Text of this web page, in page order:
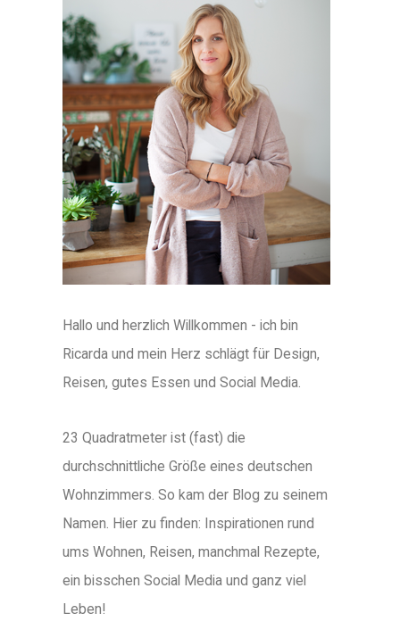
Hallo und herzlich Willkommen - ich bin
Ricarda und mein Herz schlägt für Design,
Reisen, gutes Essen und Social Media.
23 Quadratmeter ist (fast) die
durchschnittliche Größe eines deutschen
Wohnzimmers. So kam der Blog zu seinem
Namen. Hier zu finden: Inspirationen rund
ums Wohnen, Reisen, manchmal Rezepte,
ein bisschen Social Media und ganz viel
Leben!